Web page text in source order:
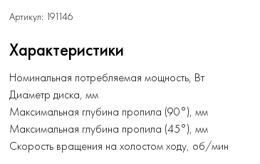
Артикул: 191146
Характеристики
Номинальная потребляемая мощность, Вт
Диаметр диска, мм
Максимальная глубина пропила (90°), мм
Максимальная глубина пропила (45°), мм
Скорость вращения на холостом ходу, об/мин